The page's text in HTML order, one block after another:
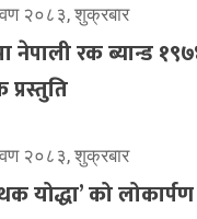
२०८३, शुक्रबार
नेपाली रक ब्यान्ड
प्रस्तुति
२०८३, शुक्रबार
योद्धा’ को लोकार्पण